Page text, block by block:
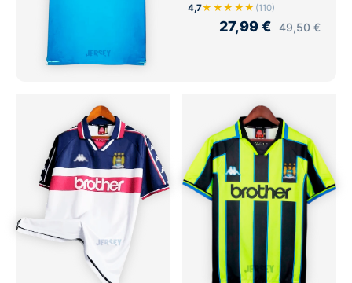
4,7★★★★★ (110)
27,99€ 49,50€